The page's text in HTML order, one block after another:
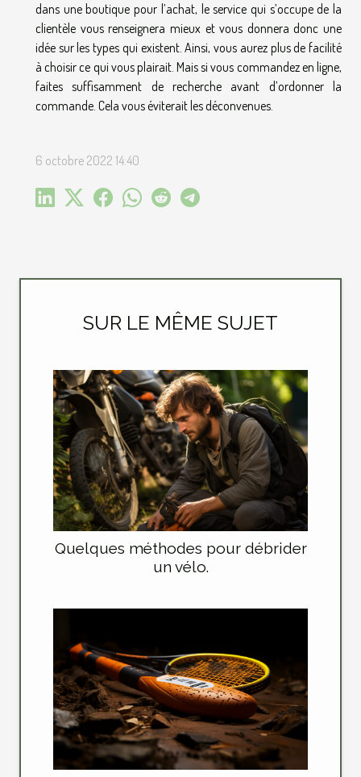
SUR LE MÊME SUJET
Quelques méthodes pour débrider
un vélo.
dans une boutique pour l’achat, le service qui s’occupe de la
clientèle vous renseignera mieux et vous donnera donc une
idée sur les types qui existent. Ainsi, vous aurez plus de facilité
à choisir ce qui vous plairait. Mais si vous commandez en ligne,
faites suffisamment de recherche avant d’ordonner la
commande. Cela vous éviterait les déconvenues.
6 octobre 2022 14:40